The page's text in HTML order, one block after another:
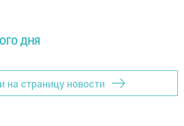
ДНЯ
на страницу новости